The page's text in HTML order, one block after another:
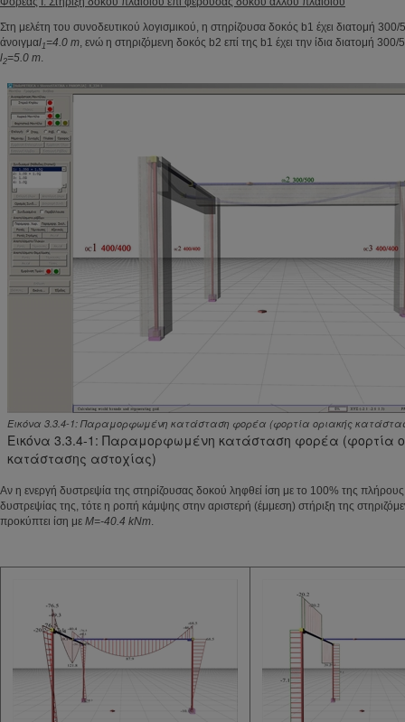
Στη μελέτη του συνοδευτικού λογισμικού, η στηρίζουσα δοκός b1 έχει διατομή 300/
άνοιγμαl1 =4.0 m, ενώ η στηριζόμενη δοκός b2 επί της b1 έχει την ίδια διατομή 300/
l2=5.0 m.
Εικόνα 3.3.4-1: Παραμορφωμένη κατάσταση φορέα (φορτία οριακής
Εικόνα 3.3.4-1: Παραμορφωμένη κατάσταση φορέα (φορτία
κατάστασης αστοχίας)
Αν η ενεργή δυστρεψία της στηρίζουσας δοκού ληφθεί ίση με το 100% της πλήρους
δυστρεψίας της, τότε η ροπή κάμψης στην αριστερή (έμμεση) στήριξη της
προκύπτει ίση με M=-40.4 kNm.